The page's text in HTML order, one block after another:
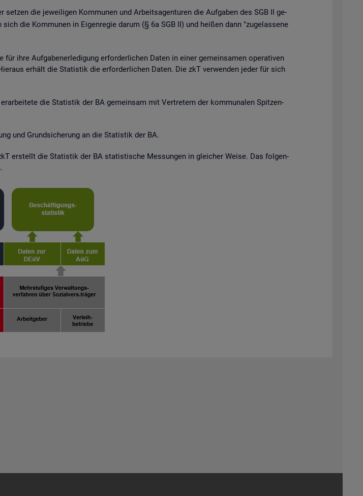
set­zen die je­wei­li­gen Kom­mu­nen und Ar­beits­agen­tu­ren die Auf­ga­ben des SGB II ge­
die Kom­mu­nen in Ei­gen­re­gie darum (§ 6a SGB II) und hei­ßen dann "zu­ge­las­se­ne
ihre Auf­ga­ben­er­le­di­gung er­for­der­li­chen Daten in einer ge­mein­sa­men ope­ra­ti­ven
er­hält die Sta­tis­tik die er­for­der­li­chen Daten. Die zkT ver­wen­den jeder für sich
die Sta­tis­tik der BA ge­mein­sam mit Ver­tre­tern der kom­mu­na­len Spit­zen­
und Grund­si­che­rung an die Sta­tis­tik der BA.
er­stellt die Sta­tis­tik der BA sta­tis­ti­sche Mes­sun­gen in glei­cher Weise. Das fol­gen­